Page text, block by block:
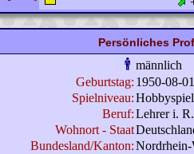
Persönliches
männlich
Geburtstag: 1950-08-01
Spielniveau:
Beruf:Lehrer i. R.
Wohnort - Staat
Bundesland/Kanton:Nordrhein-